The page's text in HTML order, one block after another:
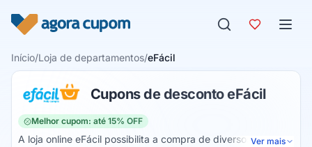
Início/Loja de departamentos/eFácil
Cupons de desconto eFácil
Melhor cupom: até 15% OFF
A loja online eFácil possibilita a compra de diversosVer mais